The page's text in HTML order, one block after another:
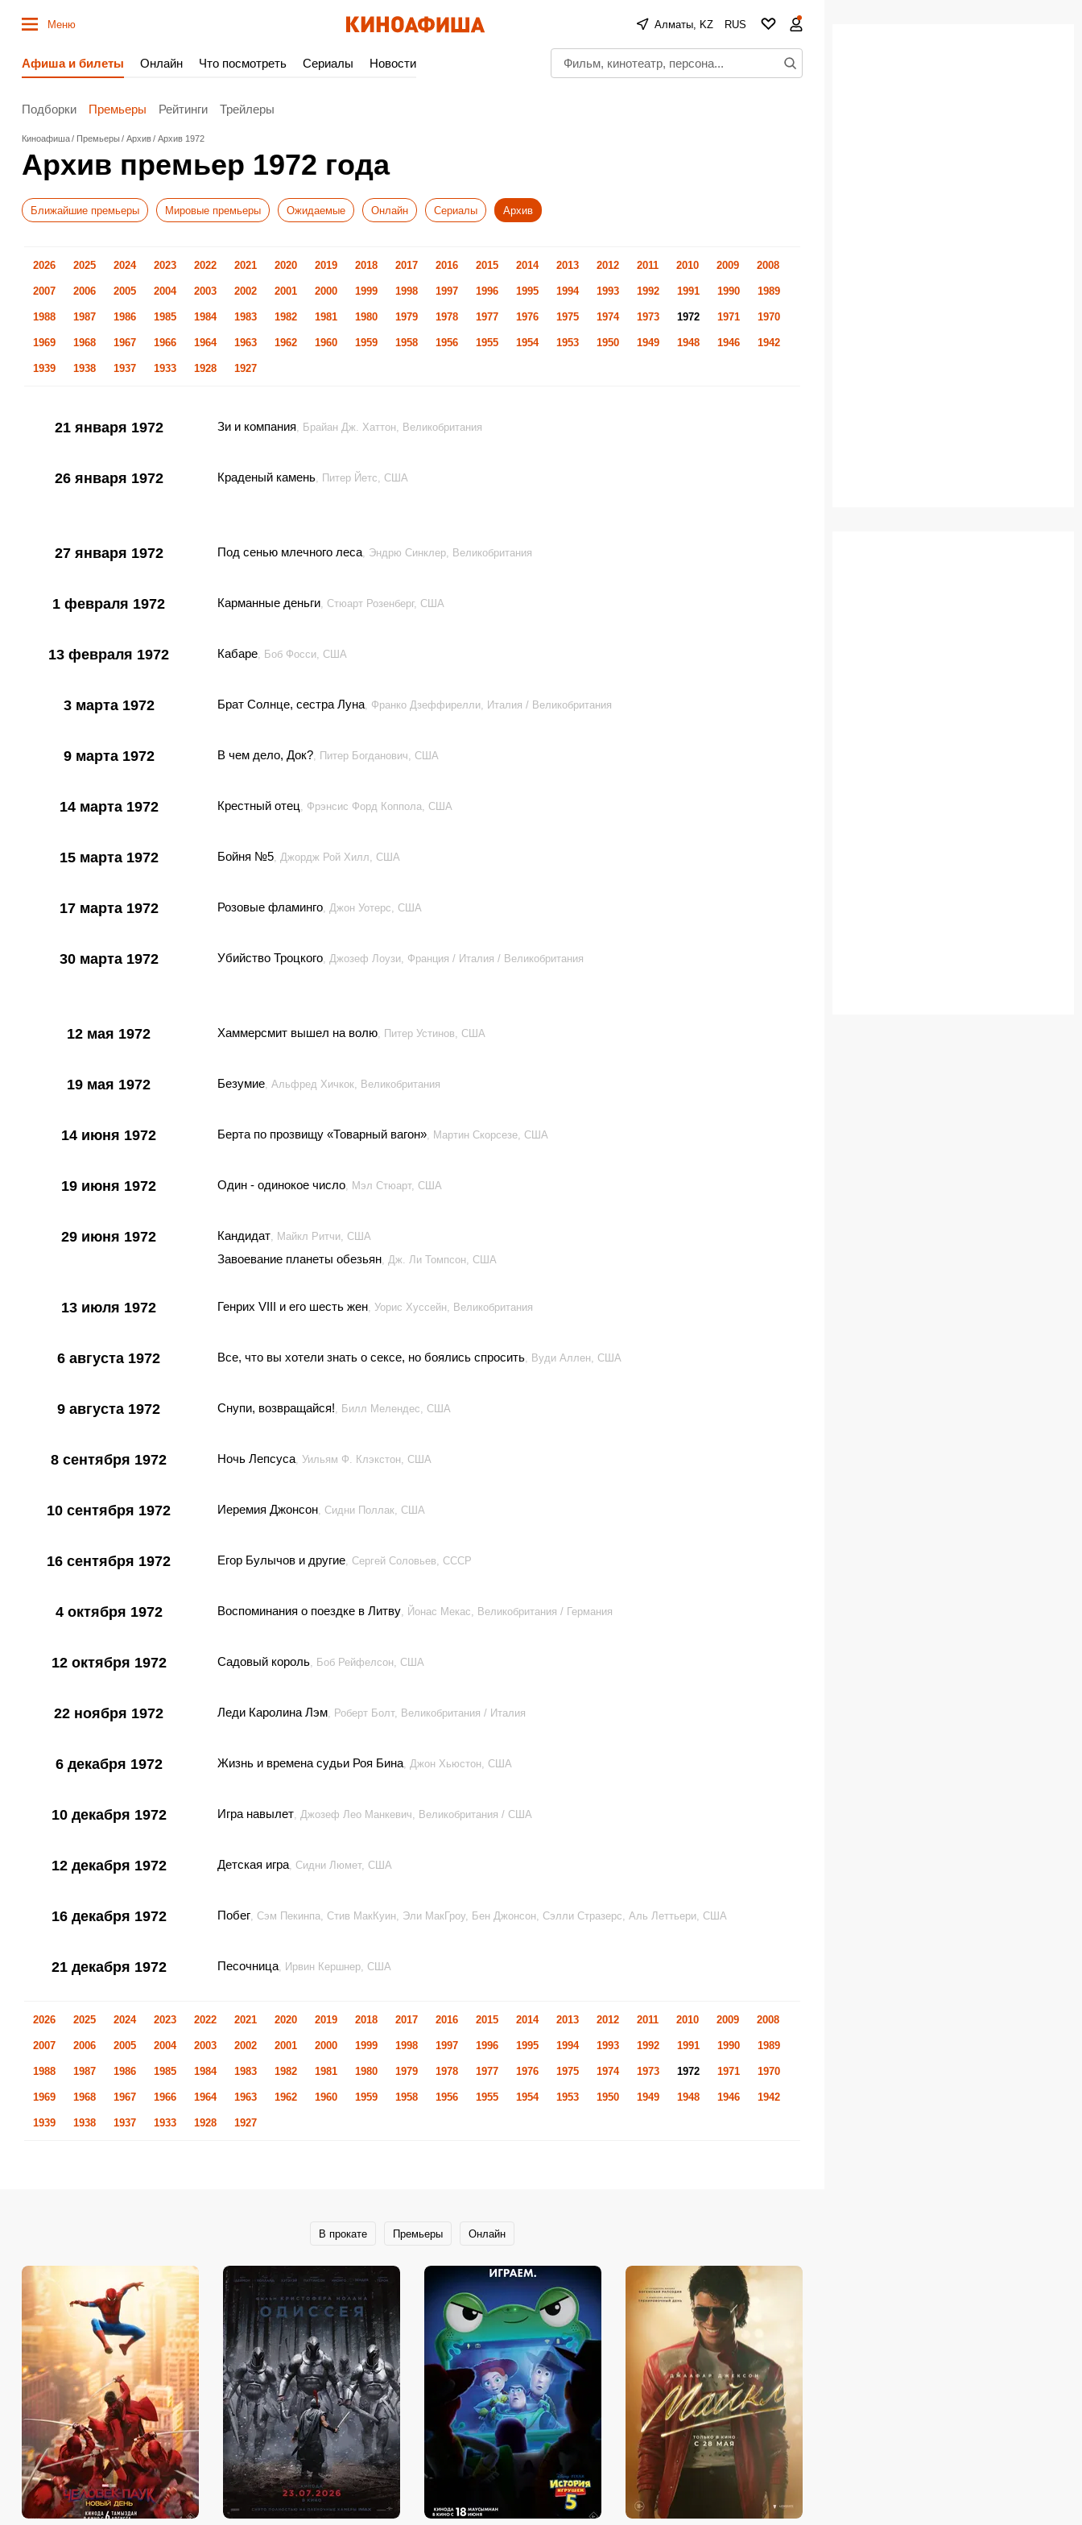
Меню Алматы, KZ RUS
Афиша и билеты Онлайн Что посмотреть Сериалы Новости
Подборки Премьеры Рейтинги Трейлеры
Киноафиша Премьеры Архив Архив 1972
Архив премьер 1972 года
Ближайшие премьеры Мировые премьеры Ожидаемые Онлайн Сериалы Архив
2026 2025 2024 2023 2022 2021 2020 2019 2018 2017 2016 2015 2014 2013 2012 2011 2010 2009 2008
2007 2006 2005 2004 2003 2002 2001 2000 1999 1998 1997 1996 1995 1994 1993 1992 1991 1990 1989
1988 1987 1986 1985 1984 1983 1982 1981 1980 1979 1978 1977 1976 1975 1974 1973 1972 1971 1970
1969 1968 1967 1966 1964 1963 1962 1960 1959 1958 1956 1955 1954 1953 1950 1949 1948 1946 1942
1939 1938 1937 1933 1928 1927
21 января 1972 Зи и компания, Брайан Дж. Хаттон, Великобритания
26 января 1972 Краденый камень, Питер Йетс, США
27 января 1972 Под сенью млечного леса, Эндрю Синклер, Великобритания
1 февраля 1972 Карманные деньги, Стюарт Розенберг, США
13 февраля 1972 Кабаре, Боб Фосси, США
3 марта 1972 Брат Солнце, сестра Луна, Франко Дзеффирелли, Италия / Великобритания
9 марта 1972 В чем дело, Док?, Питер Богданович, США
14 марта 1972 Крестный отец, Фрэнсис Форд Коппола, США
15 марта 1972 Бойня №5, Джордж Рой Хилл, США
17 марта 1972 Розовые фламинго, Джон Уотерс, США
30 марта 1972 Убийство Троцкого, Джозеф Лоузи, Франция / Италия / Великобритания
12 мая 1972 Хаммерсмит вышел на волю, Питер Устинов, США
19 мая 1972 Безумие, Альфред Хичкок, Великобритания
14 июня 1972 Берта по прозвищу «Товарный вагон», Мартин Скорсезе, США
19 июня 1972 Один - одинокое число, Мэл Стюарт, США
29 июня 1972 Кандидат, Майкл Ритчи, США
Завоевание планеты обезьян, Дж. Ли Томпсон, США
13 июля 1972 Генрих VIII и его шесть жен, Уорис Хуссейн, Великобритания
6 августа 1972 Все, что вы хотели знать о сексе, но боялись спросить, Вуди Аллен, США
9 августа 1972 Снупи, возвращайся!, Билл Мелендес, США
8 сентября 1972 Ночь Лепсуса, Уильям Ф. Клэкстон, США
10 сентября 1972 Иеремия Джонсон, Сидни Поллак, США
16 сентября 1972 Егор Булычов и другие, Сергей Соловьев, СССР
4 октября 1972 Воспоминания о поездке в Литву, Йонас Мекас, Великобритания / Германия
12 октября 1972 Садовый король, Боб Рейфелсон, США
22 ноября 1972 Леди Каролина Лэм, Роберт Болт, Великобритания / Италия
6 декабря 1972 Жизнь и времена судьи Роя Бина, Джон Хьюстон, США
10 декабря 1972 Игра навылет, Джозеф Лео Манкевич, Великобритания / США
12 декабря 1972 Детская игра, Сидни Люмет, США
16 декабря 1972 Побег, Сэм Пекинпа, Стив МакКуин, Эли МакГроу, Бен Джонсон, Сэлли Стразерс, Аль Леттьери, США
21 декабря 1972 Песочница, Ирвин Кершнер, США
2026 2025 2024 2023 2022 2021 2020 2019 2018 2017 2016 2015 2014 2013 2012 2011 2010 2009 2008
2007 2006 2005 2004 2003 2002 2001 2000 1999 1998 1997 1996 1995 1994 1993 1992 1991 1990 1989
1988 1987 1986 1985 1984 1983 1982 1981 1980 1979 1978 1977 1976 1975 1974 1973 1972 1971 1970
1969 1968 1967 1966 1964 1963 1962 1960 1959 1958 1956 1955 1954 1953 1950 1949 1948 1946 1942
1939 1938 1937 1933 1928 1927
В прокате Премьеры Онлайн